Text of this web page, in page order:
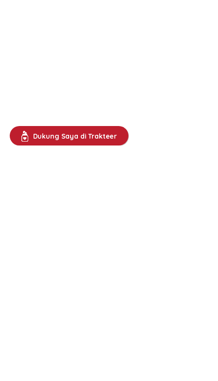
Dukung Saya di Trakteer